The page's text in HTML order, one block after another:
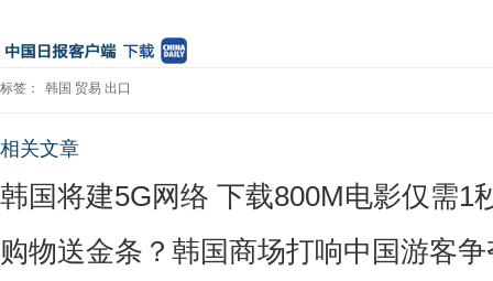
标签： 韩国 贸易 出口
相关文章
韩国将建5G网络 下载800M电影仅需1
购物送金条？韩国商场打响中国游客